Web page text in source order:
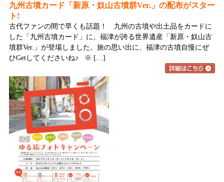
九州古墳カード「新原・奴山古墳群Ver.」の配布がスター
ト!
古代ファンの間で早くも話題！ 九州の古墳や出土品をカードに
した「九州古墳カード」に、福津が誇る世界遺産「新原・奴山古
墳群Ver.」が登場しました。旅の思い出に、福津の古墳自慢にぜ
ひGetしてくださいね♪ ※ […]